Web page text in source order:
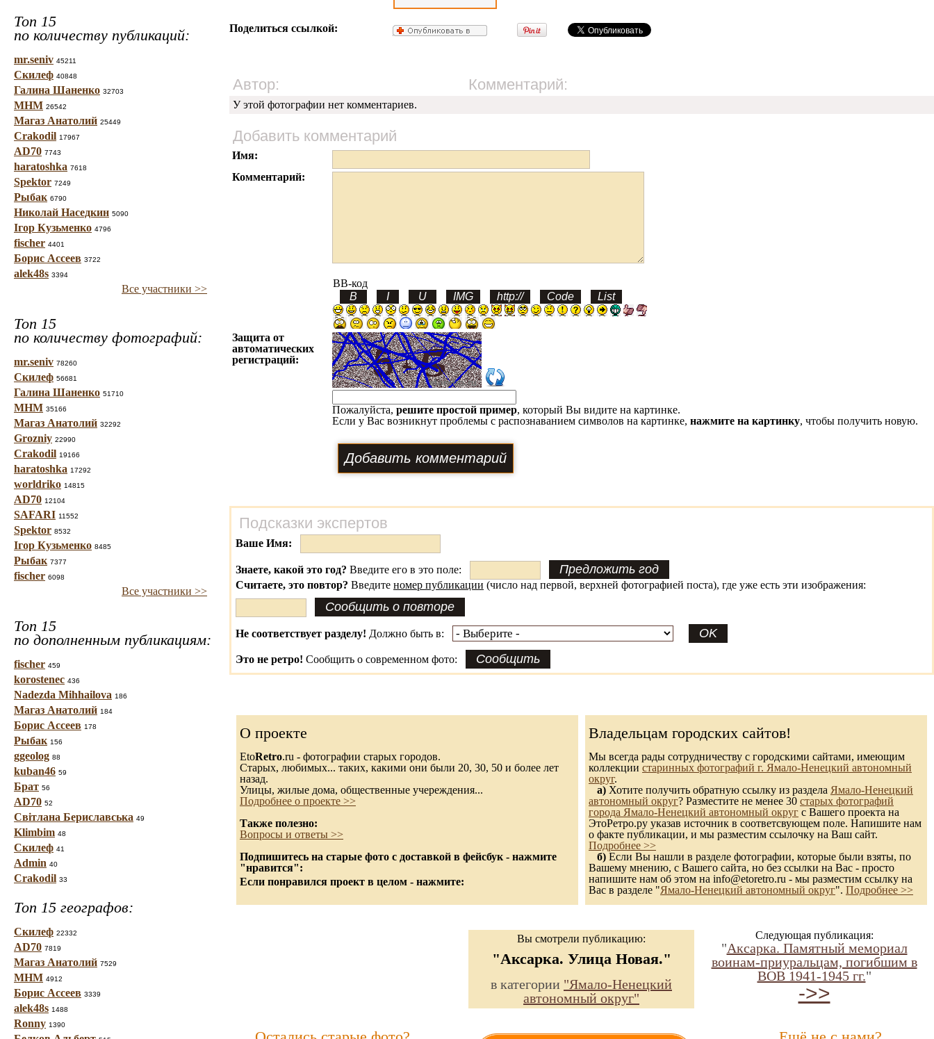
Топ 15
по количеству публикаций:
mr.seniv 45211
Скилеф 40848
Галина Шаненко 32703
МНМ 26542
Магаз Анатолий 25449
Crakodil 17967
AD70 7743
haratoshka 7618
Spektor 7249
Рыбак 6790
Николай Наседкин 5090
Ігор Кузьменко 4796
fischer 4401
Борис Ассеев 3722
alek48s 3394
Все участники >>
Топ 15
по количеству фотографий:
mr.seniv 78260
Скилеф 56681
Галина Шаненко 51710
МНМ 35166
Магаз Анатолий 32292
Grozniy 22990
Crakodil 19166
haratoshka 17292
worldriko 14815
AD70 12104
SAFARI 11552
Spektor 8532
Ігор Кузьменко 8485
Рыбак 7377
fischer 6098
Все участники >>
Топ 15
по дополненным публикациям:
fischer 459
korostenec 436
Nadezda Mihhailova 186
Магаз Анатолий 184
Борис Ассеев 178
Рыбак 156
ggeolog 88
kuban46 59
Брат 56
AD70 52
Світлана Бериславська 49
Klimbim 48
Скилеф 41
Admin 40
Crakodil 33
Топ 15 географов:
Скилеф 22332
AD70 7819
Магаз Анатолий 7529
МНМ 4912
Борис Ассеев 3339
alek48s 1488
Ronny 1390
Поделиться ссылкой:
Автор: Комментарий:
У этой фотографии нет комментариев.
Добавить комментарий
Имя:
Комментарий:
BB-код
Защита от
автоматических
регистраций:
Пожалуйста, решите простой пример, который Вы видите на картинке.
Если у Вас возникнут проблемы с распознаванием символов на картинке, нажмите на картинку, чтобы получить новую.
Подсказки экспертов
Ваше Имя:
Знаете, какой это год? Введите его в это поле:
Считаете, это повтор? Введите номер публикации (число над первой, верхней фотографией поста), где уже есть эти изображения:
Не соответствует разделу! Должно быть в:
Это не ретро! Сообщить о современном фото:
О проекте
EtoRetro.ru - фотографии старых городов.
Старых, любимых... таких, какими они были 20, 30, 50 и более лет
назад.
Улицы, жилые дома, общественные учереждения...
Подробнее о проекте >>
Также полезно:
Вопросы и ответы >>
Подпишитесь на старые фото с доставкой в фейсбук - нажмите
"нравится":
Если понравился проект в целом - нажмите:
Владельцам городских сайтов!
Мы всегда рады сотрудничеству с городскими сайтами, имеющим
коллекции старинных фотографий г. Ямало-Ненецкий автономный
округ.
а) Хотите получить обратную ссылку из раздела Ямало-Ненецкий
автономный округ? Разместите не менее 30 старых фотографий
города Ямало-Ненецкий автономный округ с Вашего проекта на
ЭтоРетро.ру указав источник в соответсвующем поле. Напишите нам
о факте публикации, и мы разместим ссылочку на Ваш сайт.
Подробнее >>
б) Если Вы нашли в разделе фотографии, которые были взяты, по
Вашему мнению, с Вашего сайта, но без ссылки на Вас - просто
напишите нам об этом на info@etoretro.ru - мы разместим ссылку на
Вас в разделе "Ямало-Ненецкий автономный округ". Подробнее >>
Вы смотрели публикацию:
"Аксарка. Улица Новая."
в категории "Ямало-Ненецкий
автономный округ"
Следующая публикация:
"Аксарка. Памятный мемориал
воинам-приуральцам, погибшим в
ВОВ 1941-1945 гг."
->>